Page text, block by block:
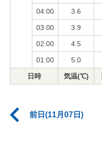
04:00 3.6
03:00 3.9
02:00 4.5
01:00 5.0
日時 気温(℃)
前日(11月07日)